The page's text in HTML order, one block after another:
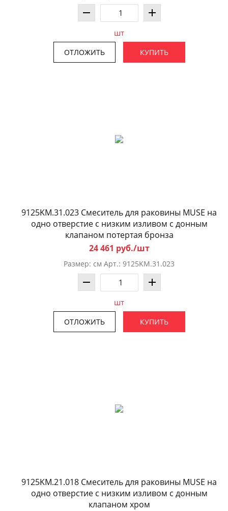
шт
ОТЛОЖИТЬ КУПИТЬ
9125KM.31.023 Смеситель для раковины MUSE на
одно отверстие c низким изливом с донным
клапаном потертая бронза
24 461 руб./шт
Размер: см Арт.: 9125KM.31.023
шт
ОТЛОЖИТЬ КУПИТЬ
9125KM.21.018 Смеситель для раковины MUSE на
одно отверстие с низким изливом с донным
клапаном хром